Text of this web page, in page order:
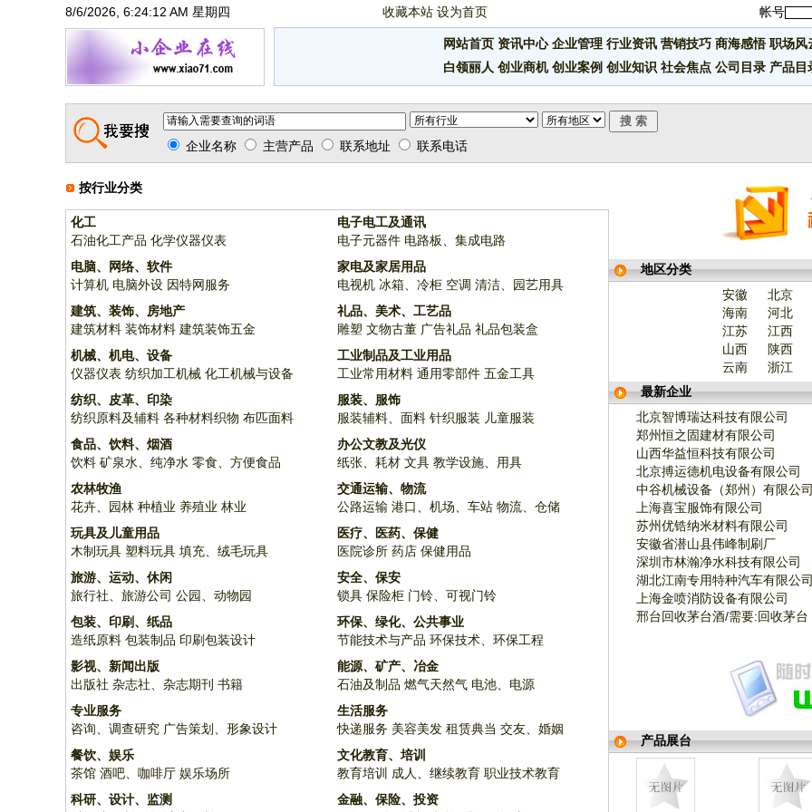
8/6/2026, 6:24:13 AM 星期四 收藏本站 设为首页 帐号
网站首页 资讯中心 企业管理 行业资讯 营销技巧 商海感悟 职场风
白领丽人 创业商机 创业案例 创业知识 社会焦点 公司目录 产品目
企业名称 主营产品 联系地址 联系电话
按行业分类
化工
石油化工产品 化学仪器仪表
电子电工及通讯
电子元器件 电路板、集成电路
电脑、网络、软件
计算机 电脑外设 因特网服务
家电及家居用品
电视机 冰箱、冷柜 空调 清洁、园艺用具
建筑、装饰、房地产
建筑材料 装饰材料 建筑装饰五金
礼品、美术、工艺品
雕塑 文物古董 广告礼品 礼品包装盒
机械、机电、设备
仪器仪表 纺织加工机械 化工机械与设备
工业制品及工业用品
工业常用材料 通用零部件 五金工具
纺织、皮革、印染
纺织原料及辅料 各种材料织物 布匹面料
服装、服饰
服装辅料、面料 针织服装 儿童服装
食品、饮料、烟酒
饮料 矿泉水、纯净水 零食、方便食品
办公文教及光仪
纸张、耗材 文具 教学设施、用具
农林牧渔
花卉、园林 种植业 养殖业 林业
交通运输、物流
公路运输 港口、机场、车站 物流、仓储
玩具及儿童用品
木制玩具 塑料玩具 填充、绒毛玩具
医疗、医药、保健
医院诊所 药店 保健用品
旅游、运动、休闲
旅行社、旅游公司 公园、动物园
安全、保安
锁具 保险柜 门铃、可视门铃
包装、印刷、纸品
造纸原料 包装制品 印刷包装设计
环保、绿化、公共事业
节能技术与产品 环保技术、环保工程
影视、新闻出版
出版社 杂志社、杂志期刊 书籍
能源、矿产、冶金
石油及制品 燃气天然气 电池、电源
专业服务
咨询、调查研究 广告策划、形象设计
生活服务
快递服务 美容美发 租赁典当 交友、婚姻
餐饮、娱乐
茶馆 酒吧、咖啡厅 娱乐场所
文化教育、培训
教育培训 成人、继续教育 职业技术教育
科研、设计、监测
金融、保险、投资
地区分类
安徽
北京
海南
河北
江苏
江西
山西
陕西
云南
浙江
最新企业
北京智博瑞达科技有限公司
郑州恒之固建材有限公司
山西华益恒科技有限公司
北京搏运德机电设备有限公司
中谷机械设备（郑州）有限公
上海喜宝服饰有限公司
苏州优锆纳米材料有限公司
安徽省潜山县伟峰制刷厂
深圳市林瀚净水科技有限公司
湖北江南专用特种汽车有限公
上海金喷消防设备有限公司
邢台回收茅台酒/需要:回收茅台
产品展台